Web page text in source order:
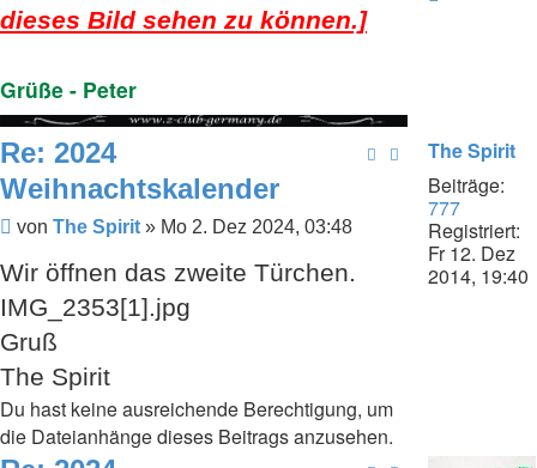
dieses Bild sehen zu können.]
Grüße - Peter
The Spirit
Beiträge:
777
Registriert:
Fr 12. Dez
2014, 19:40
Re: 2024
Weihnachtskalender
Beitrag
von The Spirit » Mo 2. Dez 2024, 03:48
Wir öffnen das zweite Türchen.
IMG_2353[1].jpg
Gruß
The Spirit
Du hast keine ausreichende Berechtigung, um
die Dateianhänge dieses Beitrags anzusehen.